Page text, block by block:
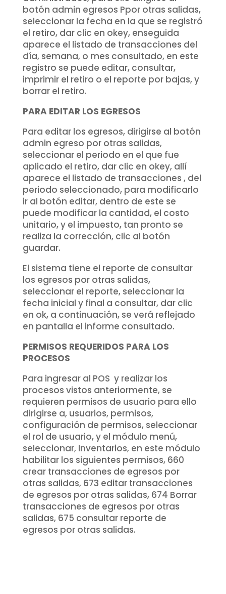
botón admin egresos Ppor otras salidas,
seleccionar la fecha en la que se registró
el retiro, dar clic en okey, enseguida
aparece el listado de transacciones del
día, semana, o mes consultado, en este
registro se puede editar, consultar,
imprimir el retiro o el reporte por bajas, y
borrar el retiro.
PARA EDITAR LOS EGRESOS
Para editar los egresos, dirigirse al botón
admin egreso por otras salidas,
seleccionar el periodo en el que fue
aplicado el retiro, dar clic en okey, allí
aparece el listado de transacciones , del
periodo seleccionado, para modificarlo
ir al botón editar, dentro de este se
puede modificar la cantidad, el costo
unitario, y el impuesto, tan pronto se
realiza la corrección, clic al botón
guardar.
El sistema tiene el reporte de consultar
los egresos por otras salidas,
seleccionar el reporte, seleccionar la
fecha inicial y final a consultar, dar clic
en ok, a continuación, se verá reflejado
en pantalla el informe consultado.
PERMISOS REQUERIDOS PARA LOS
PROCESOS
Para ingresar al POS y realizar los
procesos vistos anteriormente, se
requieren permisos de usuario para ello
dirigirse a, usuarios, permisos,
configuración de permisos, seleccionar
el rol de usuario, y el módulo menú,
seleccionar, Inventarios, en este módulo
habilitar los siguientes permisos, 660
crear transacciones de egresos por
otras salidas, 673 editar transacciones
de egresos por otras salidas, 674 Borrar
transacciones de egresos por otras
salidas, 675 consultar reporte de
egresos por otras salidas.